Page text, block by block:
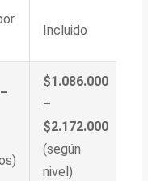
Incluido
$1.086.000
–
$2.172.000
(según
nivel)